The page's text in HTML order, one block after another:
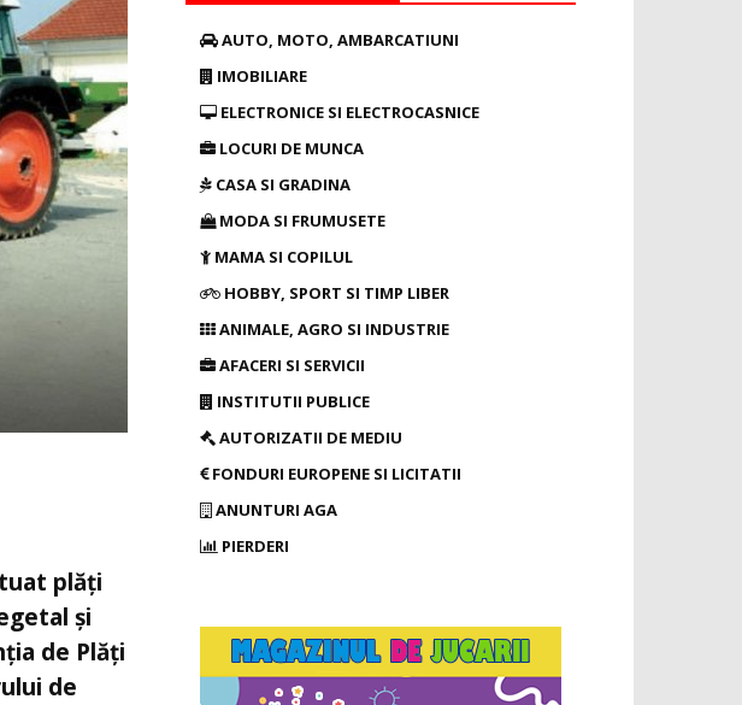
plăți
și
de Plăți
de
AUTO, MOTO, AMBARCATIUNI
IMOBILIARE
ELECTRONICE SI ELECTROCASNICE
LOCURI DE MUNCA
CASA SI GRADINA
MODA SI FRUMUSETE
MAMA SI COPILUL
HOBBY, SPORT SI TIMP LIBER
ANIMALE, AGRO SI INDUSTRIE
AFACERI SI SERVICII
INSTITUTII PUBLICE
AUTORIZATII DE MEDIU
FONDURI EUROPENE SI LICITATII
ANUNTURI AGA
PIERDERI